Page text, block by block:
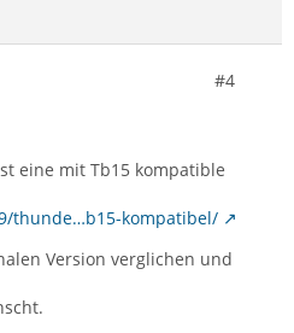
#4
eine mit Tb15 kompatible
thunde…b15-kompatibel/
Version verglichen und